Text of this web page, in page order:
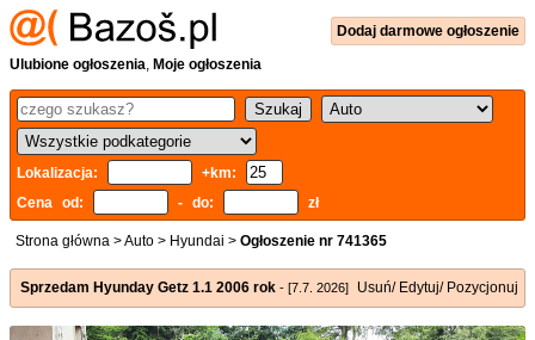
Dodaj darmowe ogłoszenie
Ulubione ogłoszenia, Moje ogłoszenia
Lokalizacja:
+km:
Cena od:
- do: zł
Strona główna >Auto > Hyundai > Ogłoszenie nr 741365
Sprzedam Hyunday Getz 1.1 2006 rok - [7.7. 2026] Usuń/ Edytuj/ Pozycjonuj